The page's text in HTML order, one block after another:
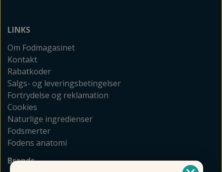
LINKS
Om Fodmagasinet
Kontakt
Rabatkoder
Salgs- og leveringsbetingelser
Fortrydelse og reklamation
Cookies
Naturlige ingredienser
Fodsmerter
Fodens anatomi
Brands